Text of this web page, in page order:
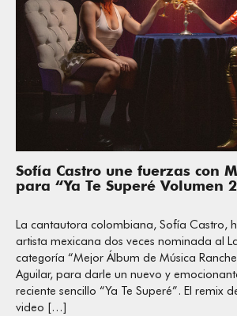
Sofía Castro une fuerzas con
para “Ya Te Superé Volumen
La cantautora colombiana, Sofía Castro,
artista mexicana dos veces nominada al
categoría “Mejor Álbum de Música
Aguilar, para darle un nuevo y
reciente sencillo “Ya Te Superé”. El remix
video […]